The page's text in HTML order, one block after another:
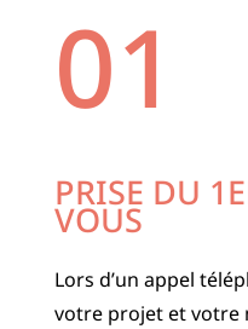
01
PRISE DU
VOUS
Lors d’un appel
votre projet et votre